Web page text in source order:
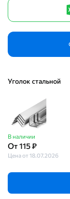
Уголок стальной
В наличии
От 115 ₽
Цена от 18.07.2026